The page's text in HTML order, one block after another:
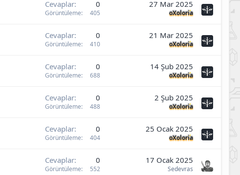
Cevaplar 0
Görüntüleme 405
27 Mar 2025
oXoloria
Cevaplar 0
Görüntüleme 410
21 Mar 2025
oXoloria
Cevaplar 0
Görüntüleme 688
14 Şub 2025
oXoloria
Cevaplar 0
Görüntüleme 488
2 Şub 2025
oXoloria
Cevaplar 0
Görüntüleme 404
25 Ocak 2025
oXoloria
Cevaplar 0
Görüntüleme 552
17 Ocak 2025
Sedevras